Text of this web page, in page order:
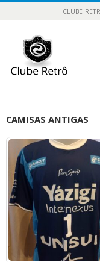
CLUBE
CAMISAS ANTIGAS